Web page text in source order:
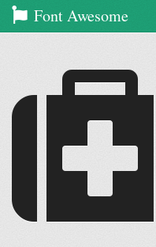
Font Awesome